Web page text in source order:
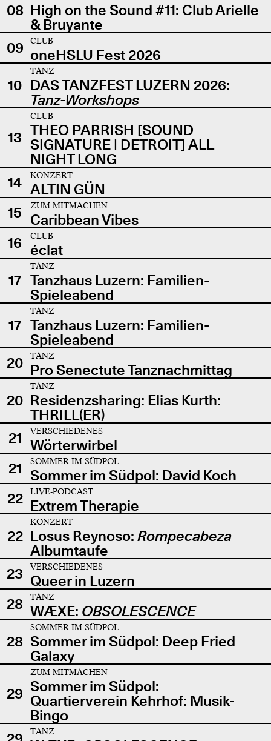
08 High on the Sound #11: Club Arielle
& Bruyante
09
CLUB
oneHSLU Fest 2026
10
TANZ
DAS TANZFEST LUZERN 2026:
Tanz-Workshops
13
CLUB
THEO PARRISH [SOUND
SIGNATURE | DETROIT] ALL
NIGHT LONG
14
KONZERT
ALTIN GÜN
15
ZUM MITMACHEN
Caribbean Vibes
16
CLUB
éclat
17
TANZ
Tanzhaus Luzern: Familien-
Spieleabend
17
TANZ
Tanzhaus Luzern: Familien-
Spieleabend
20
TANZ
Pro Senectute Tanznachmittag
20
TANZ
Residenzsharing: Elias Kurth:
THRILL(ER)
21
VERSCHIEDENES
Wörterwirbel
21
SOMMER IM SÜDPOL
Sommer im Südpol: David Koch
22
LIVE-PODCAST
Extrem Therapie
22
KONZERT
Losus Reynoso: Rompecabeza
Albumtaufe
23
VERSCHIEDENES
Queer in Luzern
28
TANZ
WÆXE: OBSOLESCENCE
28
SOMMER IM SÜDPOL
Sommer im Südpol: Deep Fried
Galaxy
29
ZUM MITMACHEN
Sommer im Südpol:
Quartierverein Kehrhof: Musik-
Bingo
TANZ